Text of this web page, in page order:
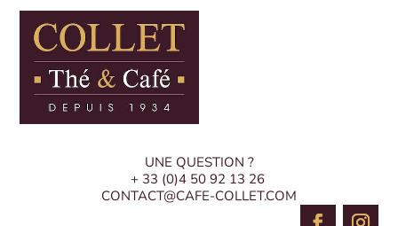
UNE QUESTION ?
+ 33 (0)4 50 92 13 26
CONTACT@CAFE-COLLET.COM